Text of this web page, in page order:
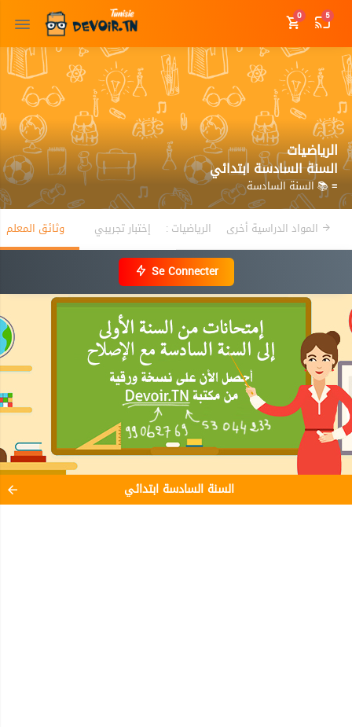
0 5
الرياضيات
السنة السادسة ابتدائي
≡ 📚 السنة السادسة
المواد الدراسية أخرى الرياضيات : إختبار تجريبي وثائق المعلم
Se Connecter
السنة السادسة ابتدائي